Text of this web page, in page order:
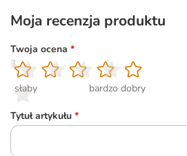
Moja recenzja produktu
Twoja ocena *
1
słaby
2
3
4
5
bardzo dobry
Tytuł artykułu *